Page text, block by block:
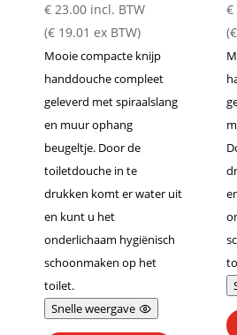
€23.00 incl. BTW
(€19.01 ex BTW)
Mooie compacte knijp
handdouche compleet
geleverd met spiraalslang
en muur ophang
beugeltje. Door de
toiletdouche in te
drukken komt er water uit
en kunt u het
onderlichaam hygiënisch
schoonmaken op het
toilet.
Snelle weergave
€
(€